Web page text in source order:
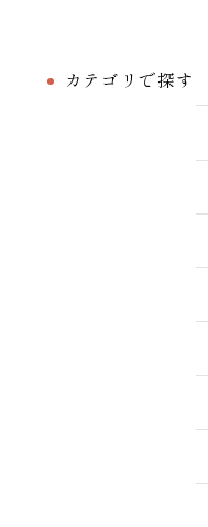
カテゴリで探す